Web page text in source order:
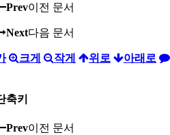
Prev이전 문서
Next다음 문서
크게 작게 위로 아래로
축키
Prev이전 문서